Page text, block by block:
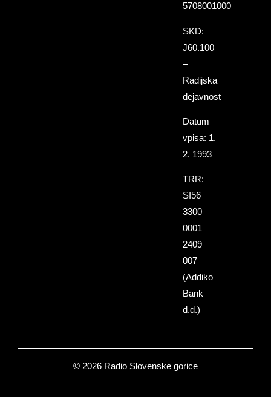
5708001000
SKD:
J60.100
–
Radijska
dejavnost
Datum
vpisa: 1.
2. 1993
TRR:
SI56
3300
0001
2409
007
(Addiko
Bank
d.d.)
© 2026 Radio Slovenske gorice